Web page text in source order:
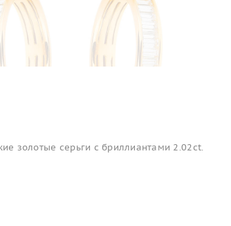
золотые серьги с бриллиантами 2.02ct.